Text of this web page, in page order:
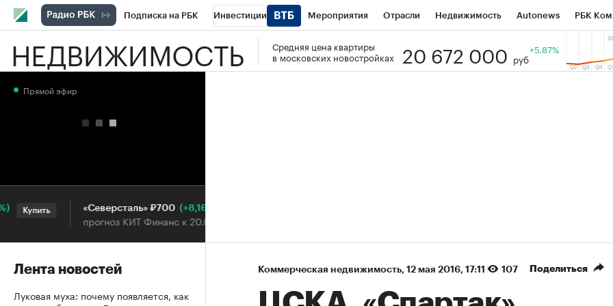
Подписка на РБК Инвестиции Мероприятия Отрасли Недвижимость Autonews РБК
РБК Вино Спорт Школа управления РБК РБК Образование Тренды
НЕДВИЖИМОСТЬ
Средняя цена квартиры
в московских новостройках
20 672 000 руб
+5.87%
Коммерческая недвижимость⁠, 12 мая 2016, 17:11 107 Поделиться
Прямой эфир
Купить «Северсталь» ₽700 (+8,16%)
прогноз КИТ Финанс к 20.07.27
Лента новостей
Луковая муха: почему появляется, как